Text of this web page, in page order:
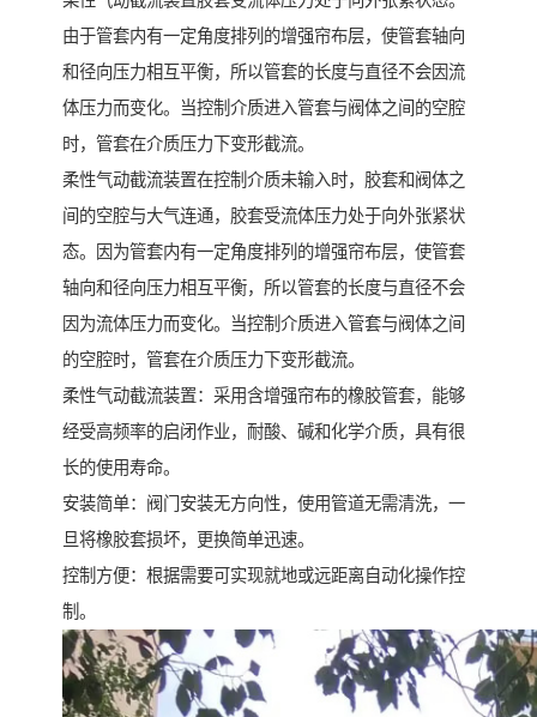
由于管套内有一定角度排列的增强帘布层，使管套轴向
和径向压力相互平衡，所以管套的长度与直径不会因流
体压力而变化。当控制介质进入管套与阀体之间的空腔
时，管套在介质压力下变形截流。
柔性气动截流装置在控制介质未输入时，胶套和阀体之
间的空腔与大气连通，胶套受流体压力处于向外张紧状
态。因为管套内有一定角度排列的增强帘布层，使管套
轴向和径向压力相互平衡，所以管套的长度与直径不会
因为流体压力而变化。当控制介质进入管套与阀体之间
的空腔时，管套在介质压力下变形截流。
柔性气动截流装置：采用含增强帘布的橡胶管套，能够
经受高频率的启闭作业，耐酸、碱和化学介质，具有很
长的使用寿命。
安装简单：阀门安装无方向性，使用管道无需清洗，一
旦将橡胶套损坏，更换简单迅速。
控制方便：根据需要可实现就地或远距离自动化操作控
制。